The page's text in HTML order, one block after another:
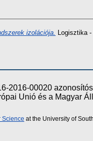
izolációja. Logisztika
2016-00020
Unió és a Magyar
Science at the University of